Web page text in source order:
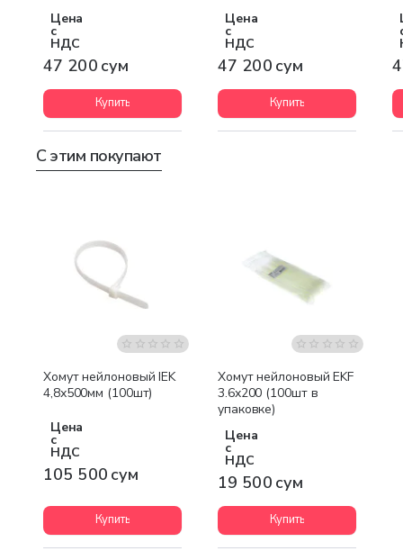
Цена
с
НДС
47 200 сум
Купить
Цена
с
НДС
47 200 сум
Купить
С этим покупают
Хомут нейлоновый IEK
4,8х500мм (100шт)
Цена
с
НДС
105 500 сум
Купить
Хомут нейлоновый EKF
3.6x200 (100шт в
упаковке)
Цена
с
НДС
19 500 сум
Купить